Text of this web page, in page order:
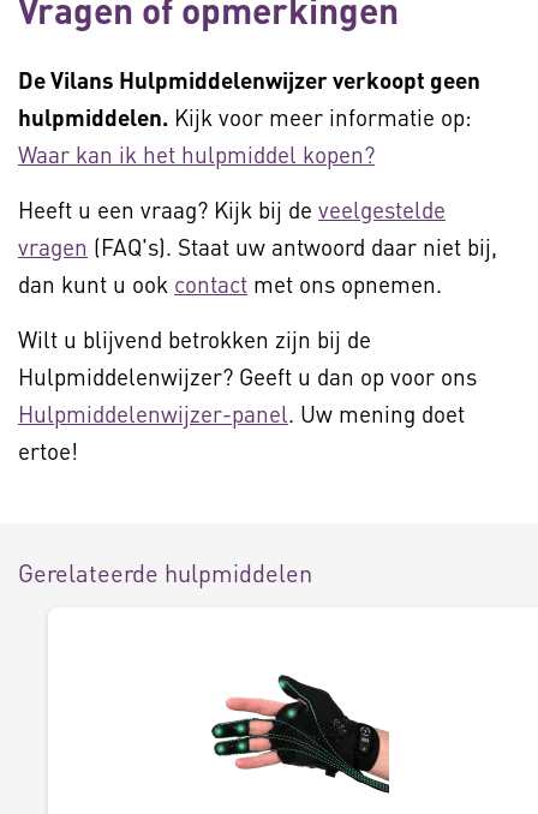
Vragen of opmerkingen
De Vilans Hulpmiddelenwijzer verkoopt geen
hulpmiddelen. Kijk voor meer informatie op:
Waar kan ik het hulpmiddel kopen?
Heeft u een vraag? Kijk bij de veelgestelde
vragen (FAQ's). Staat uw antwoord daar niet bij,
dan kunt u ook contact met ons opnemen.
Wilt u blijvend betrokken zijn bij de
Hulpmiddelenwijzer? Geeft u dan op voor ons
Hulpmiddelenwijzer-panel. Uw mening doet
ertoe!
Gerelateerde hulpmiddelen